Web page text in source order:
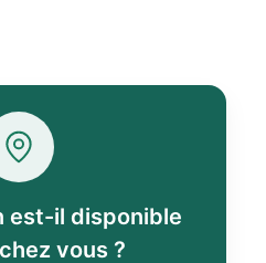
est-il disponible
vous ?